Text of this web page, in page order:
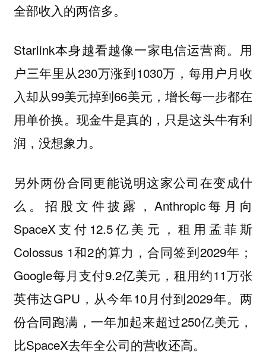
全部收入的两倍多。
Starlink本身越看越像一家电信运营商。用
户三年里从230万涨到1030万，每用户月收
入却从99美元掉到66美元，增长每一步都在
用单价换。现金牛是真的，只是这头牛有利
润，没想象力。
另外两份合同更能说明这家公司在变成什
么。招股文件披露，Anthropic每月向
SpaceX支付12.5亿美元，租用孟菲斯
Colossus 1和2的算力，合同签到2029年；
Google每月支付9.2亿美元，租用约11万张
英伟达GPU，从今年10月付到2029年。两
份合同跑满，一年加起来超过250亿美元，
比SpaceX去年全公司的营收还高。